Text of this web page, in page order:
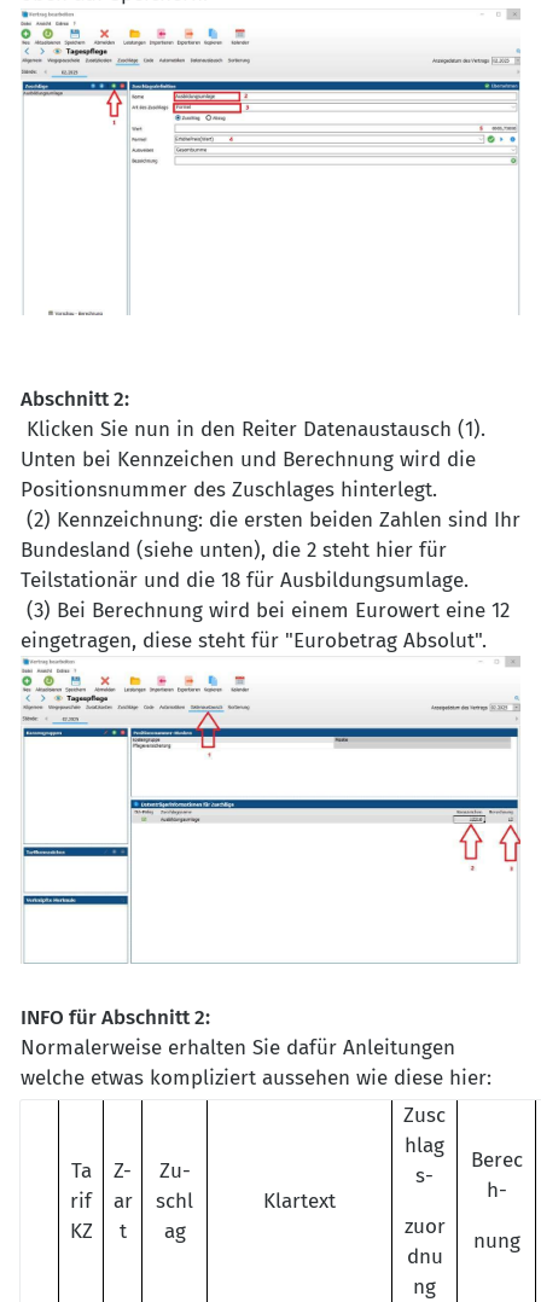
Abschnitt 2:
Klicken Sie nun in den Reiter Datenaustausch (1).
Unten bei Kennzeichen und Berechnung wird die
Positionsnummer des Zuschlages hinterlegt.
(2) Kennzeichnung: die ersten beiden Zahlen sind Ihr
Bundesland (siehe unten), die 2 steht hier für
Teilstationär und die 18 für Ausbildungsumlage.
(3) Bei Berechnung wird bei einem Eurowert eine 12
eingetragen, diese steht für "Eurobetrag Absolut".
INFO für Abschnitt 2:
Normalerweise erhalten Sie dafür Anleitungen
welche etwas kompliziert aussehen wie diese hier:
Ta
rif
KZ
Z-
ar
t
Zu-
schl
ag
Klartext
Zusc
hlag
s-
zuor
dnu
ng
Berec
h-
nung